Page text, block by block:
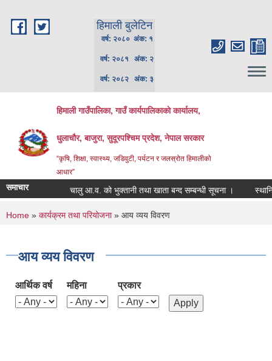
हिमाली बुलेटिन
वर्ष: २०८० अंक: १
वर्ष: २०८१ अंक: २
वर्ष: २०८२ अंक: ३
हिमाली गाउँपालिका, गाउँ कार्यपालिकाकाे कार्यालय,
धुलाचौर, बाजुरा, सुदूरपश्चिम प्रदेश, नेपाल सरकार
“कृषि, शिक्षा, स्वास्थ्य, जडिवुटी, पर्यटन र जलस्रोत हिमालीको
आधार”
समाचार चालु आ.व. को भुक्तानी तथा खाता बन्द सम्बन्धी सूचना । स्थानिय
You are here
Home » कार्यक्रम तथा परियोजना» आय व्यय विवरण
आय व्यय विवरण
आर्थिक वर्ष महिना प्रकार